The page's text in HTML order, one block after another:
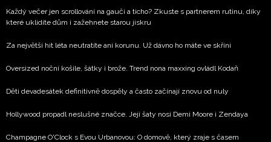
Každý večer jen scrollování na gauči a ticho? Zkuste s partnerem rutinu, díky
které uklidíte dům i zažehnete starou jiskru
Za největší hit léta neutratíte ani korunu. Už dávno ho máte ve skříni
Oversized noční košile, šátky i brože. Trend nona maxxing ovládl Kodaň
Děti devadesátek definitivně dospěly a často začínají znovu od nuly
Hollywood propadl neslušné značce. Její šaty nosí Demi Moore i Zendaya
Champagne O'Clock s Evou Urbanovou: O domově, který zraje s časem